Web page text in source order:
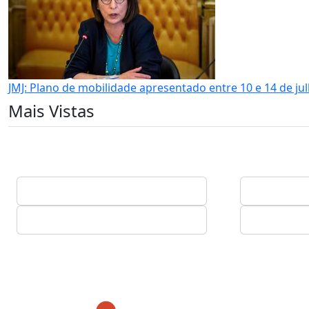
JMJ: Plano de mobilidade apresentado entre 10 e 14 de
Mais Vistas